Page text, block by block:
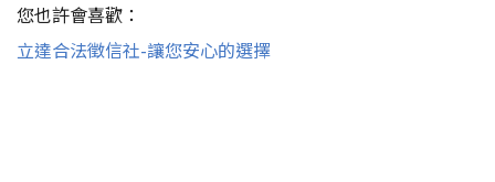
您也許會喜歡：
立達合法徵信社-讓您安心的選擇